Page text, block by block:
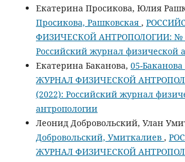
Екатерина Просикова, Юлия
Просикова, Рашковская ,
ФИЗИЧЕСКОЙ АНТРОПОЛОГИИ: №
Российский журнал физической
Екатерина Баканова, 05-Баканова
ЖУРНАЛ ФИЗИЧЕСКОЙ
(2022): Российский журнал
антропологии
Леонид Добровольский, Улан
Добровольский, Умиткалиев ,
ЖУРНАЛ ФИЗИЧЕСКОЙ